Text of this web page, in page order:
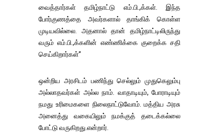
வைத்தார்கள் தமிழ்நாட்டு எம்.பி.,க்கள். இந்த
போர்குணத்தை அவர்களால் தாங்கிக் கொள்ள
முடியவில்லை. அதனால் தான் தமிழ்நாட்டிலிருந்து
வரும் எம்.பி.,க்களின் எண்ணிக்கை குறைக்க சதி
செய்கிறார்கள்”
ஒன்றிய அரசிடம் பணிந்து செல்லும் முதுகெலும்பு
அல்லாதவர்கள் அல்ல நாம். வாதாடியும், போராடியும்
நமது உரிமைகளை நிலைநாட்டுவோம். மத்திய அரசு
அனைத்து வகையிலும் நமக்குத் தடைக்கல்லை
போட்டு வருகிறது.என்றார்.